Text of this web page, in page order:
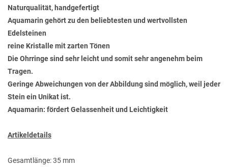
Naturqualität, handgefertigt
Aquamarin gehört zu den beliebtesten und wertvollsten
Edelsteinen
reine Kristalle mit zarten Tönen
Die Ohrringe sind sehr leicht und somit sehr angenehm beim
Tragen.
Geringe Abweichungen von der Abbildung sind möglich, weil jeder
Stein ein Unikat ist.
Aquamarin: fördert Gelassenheit und Leichtigkeit
Artikeldetails
Gesamtlänge: 35 mm